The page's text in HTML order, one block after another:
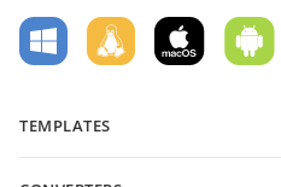
TEMPLATES